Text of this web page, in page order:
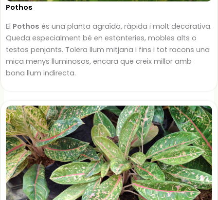
Pothos
El Pothos és una planta agraïda, ràpida i molt decorativa.
Queda especialment bé en estanteries, mobles alts o
testos penjants. Tolera llum mitjana i fins i tot racons una
mica menys lluminosos, encara que creix millor amb
bona llum indirecta.